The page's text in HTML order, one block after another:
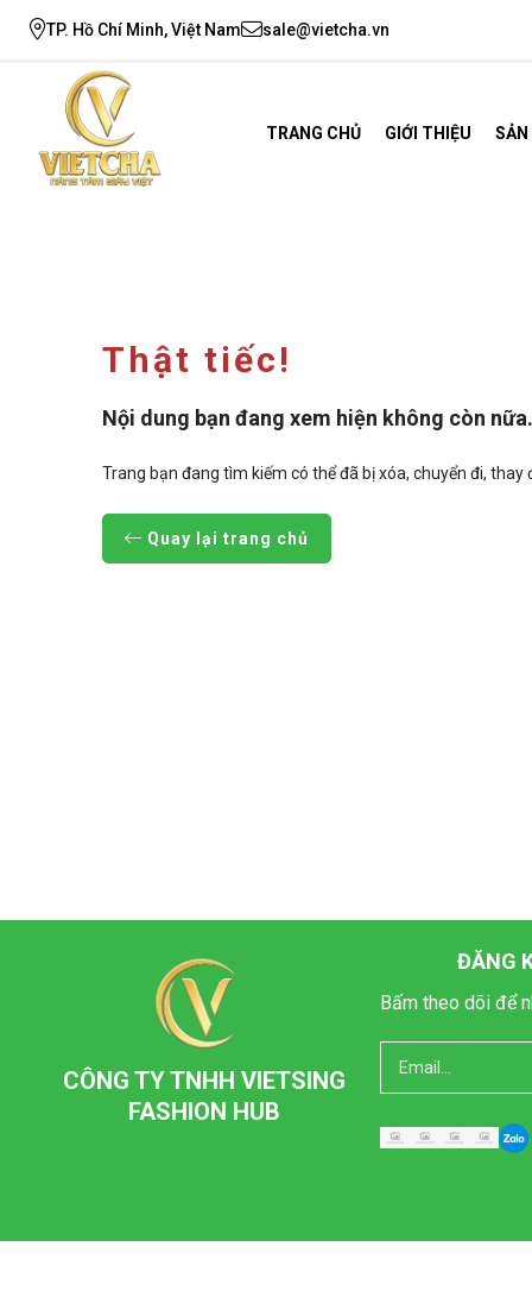
TP. Hồ Chí Minh, Việt Nam sale@vietcha.vn
TRANG CHỦ GIỚI THIỆU
Thật tiếc!
Nội dung bạn đang xem hiện không còn nữa.
Trang bạn đang tìm kiếm có thể đã bị xóa, chuyển đi,
Quay lại trang chủ
CÔNG TY TNHH VIETSING
FASHION HUB
ĐĂNG
Bấm theo dõi để